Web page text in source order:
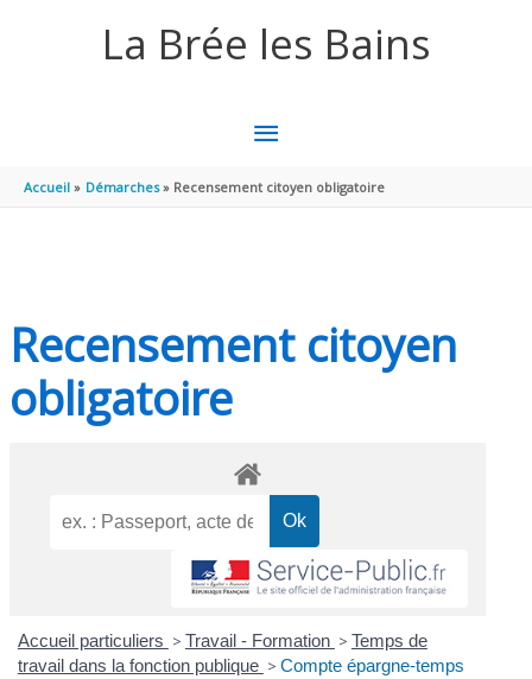
La Brée les Bains
MENU
PRINCIPAL
Accueil Démarches Recensement citoyen obligatoire
Recensement citoyen
obligatoire
Accueil particuliers > Travail - Formation > Temps de
travail dans la fonction publique > Compte épargne-temps